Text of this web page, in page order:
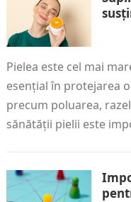
Pielea este cel mai
esențial în protejarea
precum poluarea,
sănătății pielii este